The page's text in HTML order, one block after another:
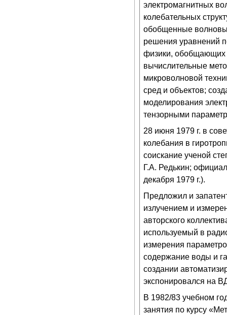
электромагнитных
колебательных
обобщенные
решения уравнений
физики, обобщающих
вычислительные
микроволновой
сред и объектов;
моделирования
тензорными
28 июня 1979 г. в
колебания в
соискание ученой
Г.А. Редькин;
декабря 1979 г.).
Предложил и
излучением и
авторского
используемый в
измерения
содержание воды и
создании
экспонировался на
В 1982/83 учебном
занятия по курсу